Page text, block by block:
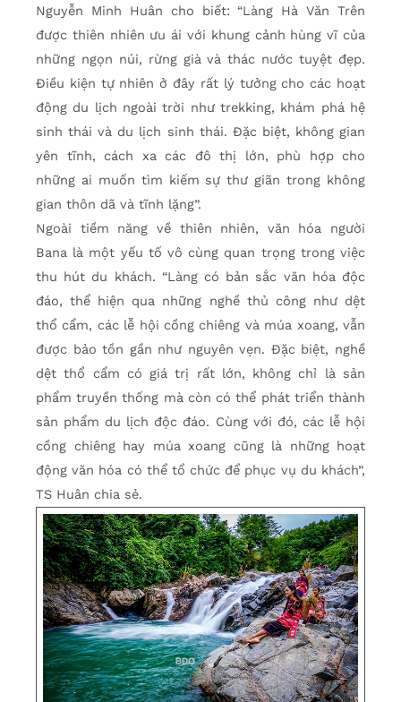
Nguyễn Minh Huân cho biết: “Làng Hà Văn Trên
được thiên nhiên ưu ái với khung cảnh hùng vĩ của
những ngọn núi, rừng già và thác nước tuyệt đẹp.
Điều kiện tự nhiên ở đây rất lý tưởng cho các hoạt
động du lịch ngoài trời như trekking, khám phá hệ
sinh thái và du lịch sinh thái. Đặc biệt, không gian
yên tĩnh, cách xa các đô thị lớn, phù hợp cho
những ai muốn tìm kiếm sự thư giãn trong không
gian thôn dã và tĩnh lặng”.
Ngoài tiềm năng về thiên nhiên, văn hóa người
Bana là một yếu tố vô cùng quan trọng trong việc
thu hút du khách. “Làng có bản sắc văn hóa độc
đáo, thể hiện qua những nghề thủ công như dệt
thổ cẩm, các lễ hội cồng chiêng và múa xoang, vẫn
được bảo tồn gần như nguyên vẹn. Đặc biệt, nghề
dệt thổ cẩm có giá trị rất lớn, không chỉ là sản
phẩm truyền thống mà còn có thể phát triển thành
sản phẩm du lịch độc đáo. Cùng với đó, các lễ hội
cồng chiêng hay múa xoang cũng là những hoạt
động văn hóa có thể tổ chức để phục vụ du khách”,
TS Huân chia sẻ.